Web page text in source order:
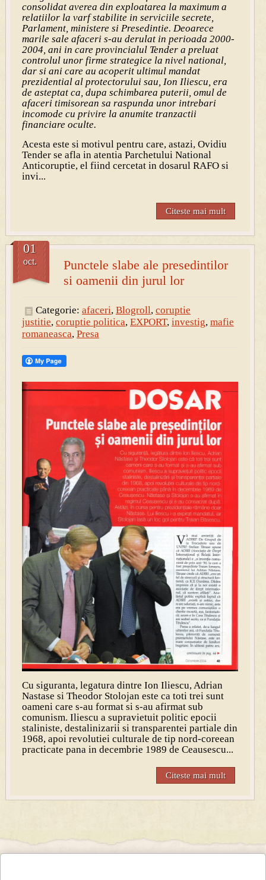
consolidat averea din exploatarea la maximum a
relatiilor la varf stabilite in serviciile secrete,
Parlament, ministere si Presedintie. Deoarece
marile sale afaceri s-au derulat in perioada 2000-
2004, ani in care provincialul Tender a preluat
controlul unor firme strategice la nivel national,
dar si ani care au acoperit ultimul mandat
prezidential al protectorului sau, Ion Iliescu, era
de asteptat ca, dupa schimbarea puterii, omul de
afaceri timisorean sa raspunda unor intrebari
incomode cu privire la anumite tranzactii
financiare oculte.
Acesta este si motivul pentru care, astazi, Ovidiu
Tender se afla in atentia Parchetului National
Anticoruptie, el fiind cercetat in dosarul RAFO si
invi...
Citeste mai mult
Punctele slabe ale presedintilor
si oamenii din jurul lor
01
oct.
Categorie: afaceri, Blogroll, coruptie
justitie, coruptie politica, EXPORT, investig, mafie
romaneasca, Presa
Cu siguranta, legatura dintre Ion Iliescu, Adrian
Nastase si Theodor Stolojan este ca toti trei sunt
oameni care s-au format si s-au afirmat sub
comunism. Iliescu a supravietuit politic epocii
staliniste, destalinizarii si transparentei partiale din
1968, apoi revolutiei culturale de tip nord-coreean
practicate pana in decembrie 1989 de Ceausescu...
Citeste mai mult